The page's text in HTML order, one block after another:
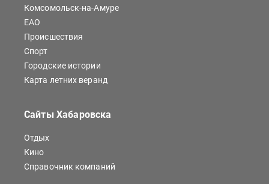
Комсомольск-на-Амуре
ЕАО
Происшествия
Спорт
Городские истории
Карта летних веранд
Сайты Хабаровска
Отдых
Кино
Справочник компаний